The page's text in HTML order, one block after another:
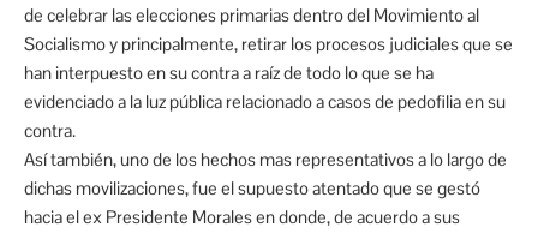
de celebrar las elecciones primarias dentro del Movimiento al
Socialismo y principalmente, retirar los procesos judiciales que se
han interpuesto en su contra a raíz de todo lo que se ha
evidenciado a la luz pública relacionado a casos de pedofilia en su
contra.
Así también, uno de los hechos mas representativos a lo largo de
dichas movilizaciones, fue el supuesto atentado que se gestó
hacia el ex Presidente Morales en donde, de acuerdo a sus